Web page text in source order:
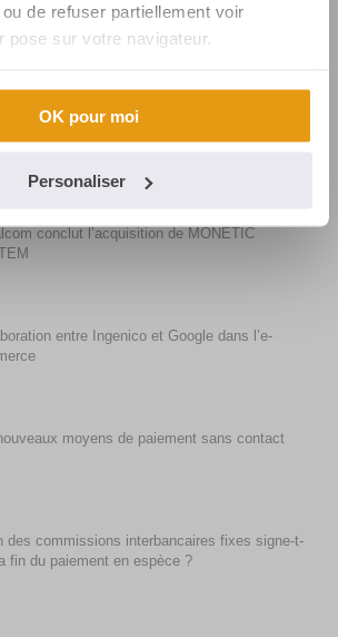
de refuser partiellement voir
pose sur votre navigateur.
OK pour moi
Personaliser
fournisseur de solutions et services
conclut l’acquisition de MONETIC
entre Ingenico et Google dans l’e-
moyens de paiement sans contact
des commissions interbancaires fixes signe-t-
fin du paiement en espèce ?